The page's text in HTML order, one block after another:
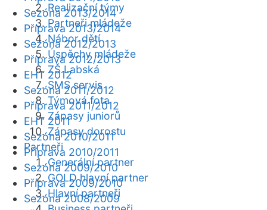
Realizační týmy
Partneři mládeže
Nábor dětí
Úspěchy mládeže
ZŠ Labská
SMS servis
Týmová fota
Zápasy juniorů
Zápasy dorostu
Partneři
Generální partner
GOLD hlavní partner
Hlavní partneři
Sezóna 2013/2014
Příprava 2013/2014
Sezóna 2012/2013
Příprava 2012/2013
EHT 2012
Sezóna 2011/2012
Příprava 2011/2012
EHT 2011
Sezóna 2010/2011
Příprava 2010/2011
Sezóna 2009/2010
Příprava 2009/2010
Sezóna 2008/2009